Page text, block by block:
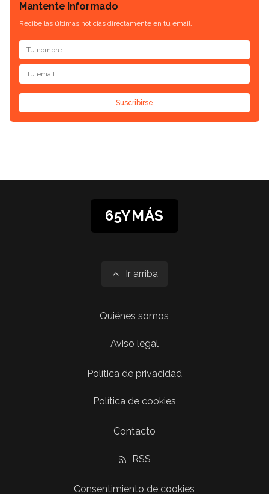
Mantente informado
Recibe las últimas noticias directamente en tu email.
Suscribirse
65YMÁS
Ir arriba
Quiénes somos
Aviso legal
Política de privacidad
Política de cookies
Contacto
RSS
Consentimiento de cookies